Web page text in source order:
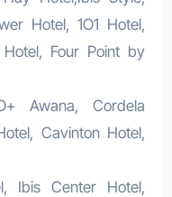
Hotel, 1O1 Hotel,
Four Point by
Awana, Cordela
Cavinton Hotel,
Ibis Center Hotel,